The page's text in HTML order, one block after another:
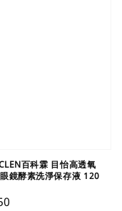
百科霖 目怡高透氧
鏡酵素洗淨保存液 120